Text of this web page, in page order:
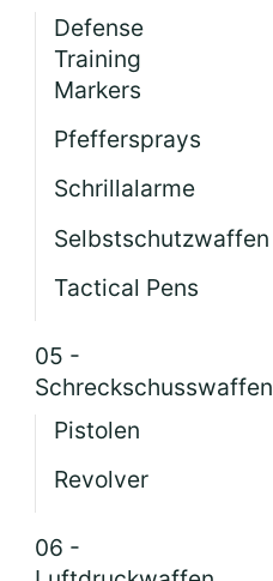
Defense
Training
Markers
Pfeffersprays
Schrillalarme
Selbstschutzwaffen
Tactical Pens
05 -
Schreckschusswaffen
Pistolen
Revolver
06 -